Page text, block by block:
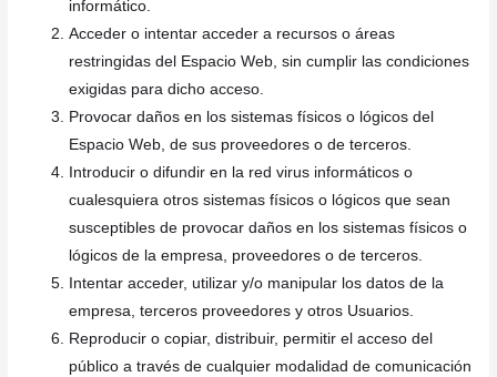
informático.
Acceder o intentar acceder a recursos o áreas
restringidas del Espacio Web, sin cumplir las condiciones
exigidas para dicho acceso.
Provocar daños en los sistemas físicos o lógicos del
Espacio Web, de sus proveedores o de terceros.
Introducir o difundir en la red virus informáticos o
cualesquiera otros sistemas físicos o lógicos que sean
susceptibles de provocar daños en los sistemas físicos o
lógicos de la empresa, proveedores o de terceros.
Intentar acceder, utilizar y/o manipular los datos de la
empresa, terceros proveedores y otros Usuarios.
Reproducir o copiar, distribuir, permitir el acceso del
público a través de cualquier modalidad de comunicación